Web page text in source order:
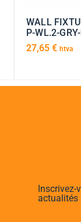
WALL
P-WL.2-
27,65 € htva
Inscrivez-
actualités